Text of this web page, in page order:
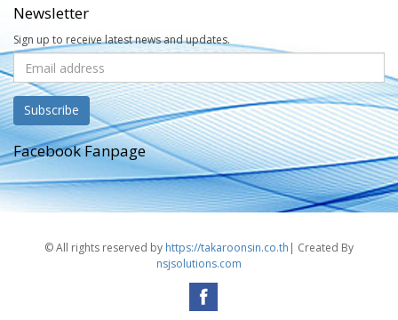
Newsletter
Sign up to receive latest news and updates.
Facebook Fanpage
© All rights reserved by https://takaroonsin.co.th | Created By
nsjsolutions.com